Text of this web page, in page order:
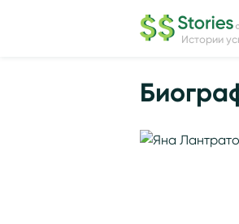
Истории